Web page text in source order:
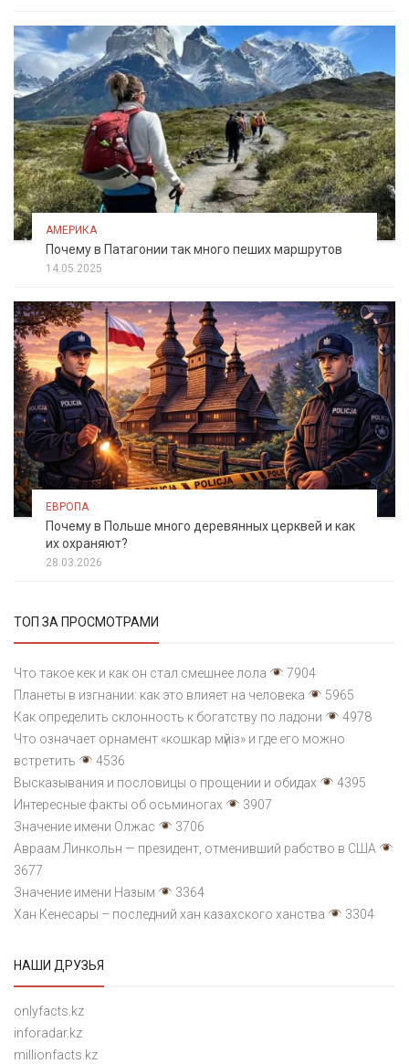
АМЕРИКА
Почему в Патагонии так много пеших маршрутов
14.05.2025
ЕВРОПА
Почему в Польше много деревянных церквей и как
их охраняют?
28.03.2026
ТОП ЗА ПРОСМОТРАМИ
Что такое кек и как он стал смешнее лола
7904
Планеты в изгнании: как это влияет на человека
5965
Как определить склонность к богатству по ладони
4978
Что означает орнамент «кошкар мүйіз» и где его можно
встретить
4536
Высказывания и пословицы о прощении и обидах
4395
Интересные факты об осьминогах
3907
Значение имени Олжас
3706
Авраам Линкольн — президент, отменивший рабство в США
3677
Значение имени Назым
3364
Хан Кенесары – последний хан казахского ханства
3304
НАШИ ДРУЗЬЯ
onlyfacts.kz
inforadar.kz
millionfacts.kz